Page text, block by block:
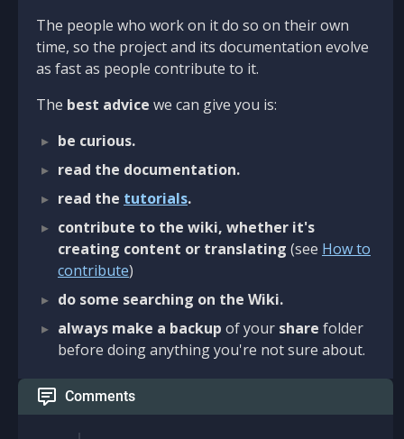
The people who work on it do so on their own
time, so the project and its documentation evolve
as fast as people contribute to it.
The best advice we can give you is:
be curious.
read the documentation.
read the tutorials.
contribute to the wiki, whether it's
creating content or translating (see How to
contribute)
do some searching on the Wiki.
always make a backup of your share folder
before doing anything you're not sure about.
Comments